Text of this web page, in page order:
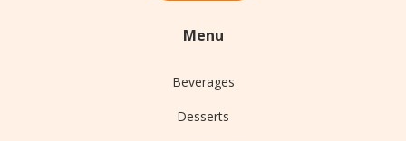
Menu
Beverages
Desserts